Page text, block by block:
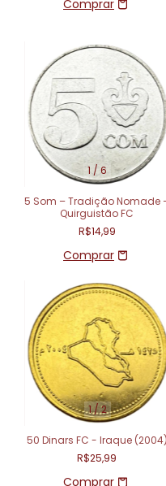
1 / 6
5 Som – Tradição Nomade
Quirguistão FC
R$14,99
1/2
50 Dinars FC - Iraque (2004)
R$25,99